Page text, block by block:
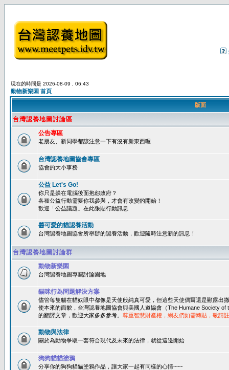
現在的時間是 2026-08-09 , 06:43
動物新樂園 首頁
版面
台灣認養地圖討論區
公告專區
老朋友、新同學都該注意一下有沒有新東西喔
台灣認養地圖協會專區
協會的大小事務
公益 Let's Go!
你只是躲在電腦後面抱怨政府？
各種公益行動需要你我參與，才會有改變的開始！
歡迎「公益議題」在此張貼行動訊息
醬可愛的貓認養活動
台灣認養地圖協會所舉辦的認養活動，歡迎隨時注意新的訊息！
台灣認養地圖討論群
動物新樂園
台灣認養地圖專屬討論園地
貓咪行為問題解決方案
儘管每隻貓在貓奴眼中都像是天使般純真可愛，但這些天使偶爾還是顯露出
使本來的面貌，台灣認養地圖協會與美國人道協會（The Humane Society
的翻譯文章，歡迎大家多多參考。 尊重智慧財產權，網友們如需轉貼，敬請
動物與法律
關於為動物爭取一套符合現代及未來的法律，就從這邊開始
狗狗貓貓塗鴉
分享你的狗狗貓貓塗鴉作品，讓大家一起有同樣的心情~~~